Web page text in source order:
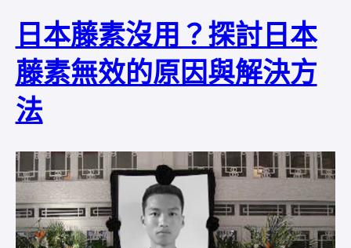
日本藤素沒用？探討日本
藤素無效的原因與解決方
法